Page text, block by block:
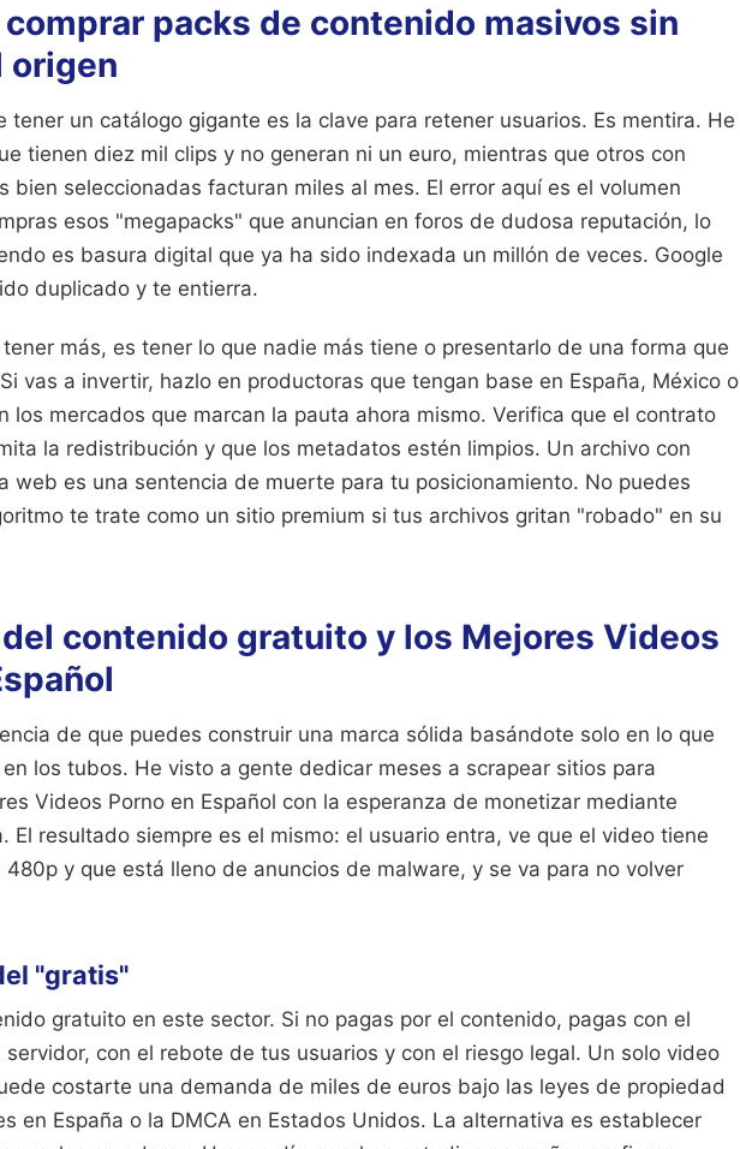
comprar packs de contenido masivos sin
origen
tener un catálogo gigante es la clave para retener usuarios. Es mentira. He
tienen diez mil clips y no generan ni un euro, mientras que otros con
bien seleccionadas facturan miles al mes. El error aquí es el volumen
esos "megapacks" que anuncian en foros de dudosa reputación, lo
es basura digital que ya ha sido indexada un millón de veces. Google
duplicado y te entierra.
más, es tener lo que nadie más tiene o presentarlo de una forma que
vas a invertir, hazlo en productoras que tengan base en España, México o
los mercados que marcan la pauta ahora mismo. Verifica que el contrato
la redistribución y que los metadatos estén limpios. Un archivo con
web es una sentencia de muerte para tu posicionamiento. No puedes
te trate como un sitio premium si tus archivos gritan "robado" en su
contenido gratuito y los Mejores Videos
de que puedes construir una marca sólida basándote solo en lo que
los tubos. He visto a gente dedicar meses a scrapear sitios para
Videos Porno en Español con la esperanza de monetizar mediante
El resultado siempre es el mismo: el usuario entra, ve que el video tiene
480p y que está lleno de anuncios de malware, y se va para no volver
"gratis"
gratuito en este sector. Si no pagas por el contenido, pagas con el
con el rebote de tus usuarios y con el riesgo legal. Un solo video
costarte una demanda de miles de euros bajo las leyes de propiedad
en España o la DMCA en Estados Unidos. La alternativa es establecer